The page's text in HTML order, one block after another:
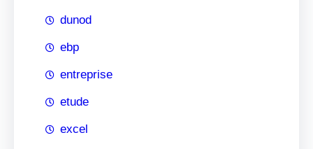
dunod
ebp
entreprise
etude
excel